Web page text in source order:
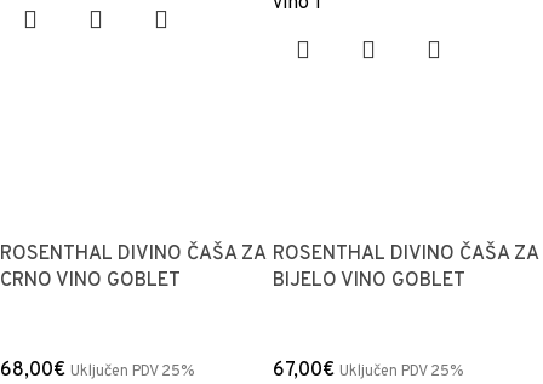
ROSENTHAL DIVINO ČAŠA ZA
CRNO VINO GOBLET
68,00€ Uključen PDV 25%
ROSENTHAL DIVINO ČAŠA ZA
BIJELO VINO GOBLET
67,00€ Uključen PDV 25%